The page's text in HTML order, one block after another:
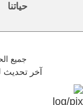
حياتنا
جميع
آخر تحديث للصفحة